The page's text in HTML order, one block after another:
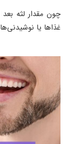
چون مقدار لثه
غذاها یا